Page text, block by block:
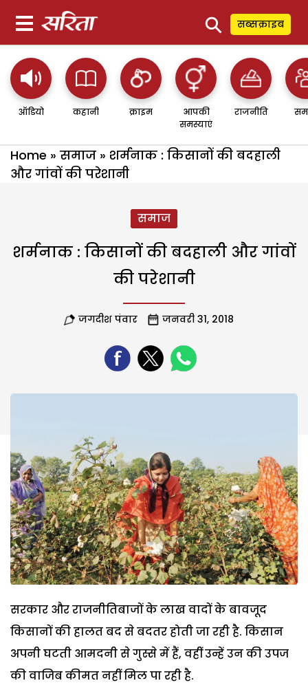
⚲ सब्सक्राइब
ऑडियो कहानी क्राइम
आपकी
समस्याएं
राजनीति
Home » समाज » शर्मनाक : किसानों की बदहाली
और गांवों की परेशानी
समाज
शर्मनाक : किसानों की बदहाली और गांवों
की परेशानी
जगदीश पंवार जनवरी 31, 2018
सरकार और राजनीतिबाजों के लाख वादों के बावजूद
किसानों की हालत बद से बदतर होती जा रही है. किसान
अपनी घटती आमदनी से गुस्से में हैं, वहीं उन्हें उन की उपज
की वाजिब कीमत नहीं मिल पा रही है.